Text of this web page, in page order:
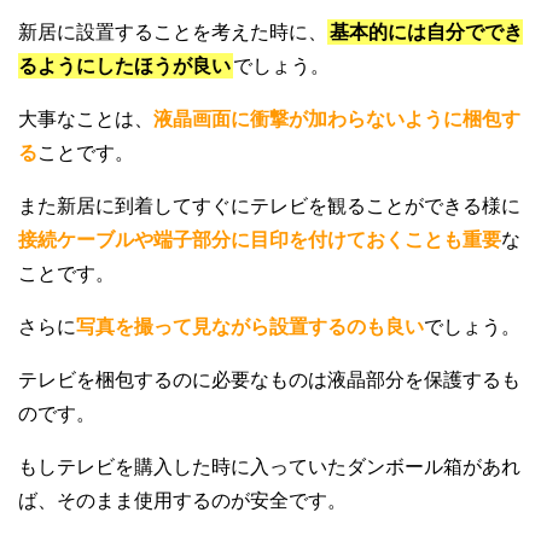
新居に設置することを考えた時に、
基本的には自分ででき
るようにしたほうが良いでしょう。
大事なことは、 液晶画面に衝撃が加わらないように梱包す
ることです。
また新居に到着してすぐにテレビを観ることができる様に
接続ケーブルや端子部分に目印を付けておくことも重要な
ことです。
さらに写真を撮って見ながら設置するのも良いでしょう。
テレビを梱包するのに必要なものは液晶部分を保護するも
のです。
もしテレビを購入した時に入っていたダンボール箱があれ
ば、そのまま使用するのが安全です。